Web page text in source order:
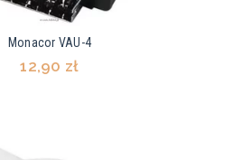
Monacor VAU-4
12,90 zł